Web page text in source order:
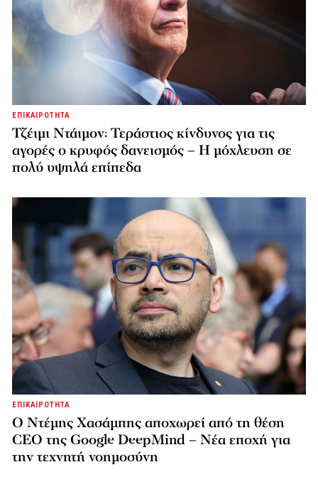
ΕΠΙΚΑΙΡΟΤΗΤΑ
Τζέιμι Ντάιμον: Τεράστιος κίνδυνος για τις
αγορές ο κρυφός δανεισμός – Η μόχλευση σε
πολύ υψηλά επίπεδα
ΕΠΙΚΑΙΡΟΤΗΤΑ
Ο Ντέμης Χασάμπης αποχωρεί από τη θέση
CEO της Google DeepMind – Νέα εποχή για
την τεχνητή νοημοσύνη